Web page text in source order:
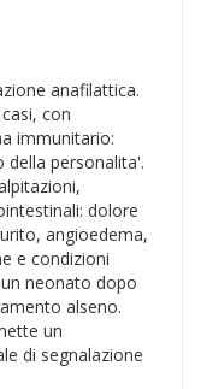
anafilattica.
con
immunitario:
della personalita'.
dolore
angioedema,
e condizioni
neonato dopo
alseno.
un
di segnalazione